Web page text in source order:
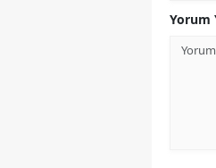
Yorum